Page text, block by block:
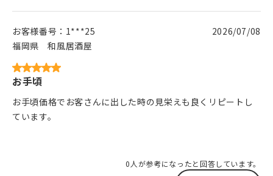
お客様番号： 1***25
福岡県
和風居酒屋
2026/07/08
お手頃
お手頃価格でお客さんに出した時の見栄えも良くリピートし
ています。
0人が参考になったと回答しています。